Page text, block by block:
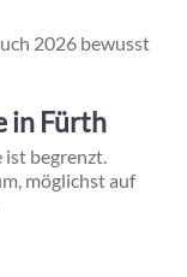
2026 bewusst
in Fürth
begrenzt.
möglichst auf